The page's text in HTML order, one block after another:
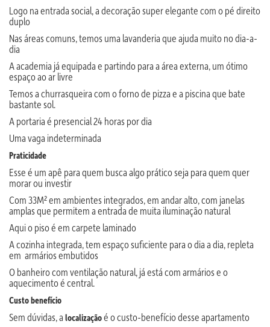
Logo na entrada social, a decoração super elegante com o pé direito
duplo
Nas áreas comuns, temos uma lavanderia que ajuda muito no dia-a-
dia
A academia já equipada e partindo para a área externa, um ótimo
espaço ao ar livre
Temos a churrasqueira com o forno de pizza e a piscina que bate
bastante sol.
A portaria é presencial 24 horas por dia
Uma vaga indeterminada
Praticidade
Esse é um apê para quem busca algo prático seja para quem quer
morar ou investir
Com 33M² em ambientes integrados, em andar alto, com janelas
amplas que permitem a entrada de muita iluminação natural
Aqui o piso é em carpete laminado
A cozinha integrada, tem espaço suficiente para o dia a dia, repleta
em armários embutidos
O banheiro com ventilação natural, já está com armários e o
aquecimento é central.
Custo benefício
Sem dúvidas, a localizaçãoé o custo-benefício desse apartamento